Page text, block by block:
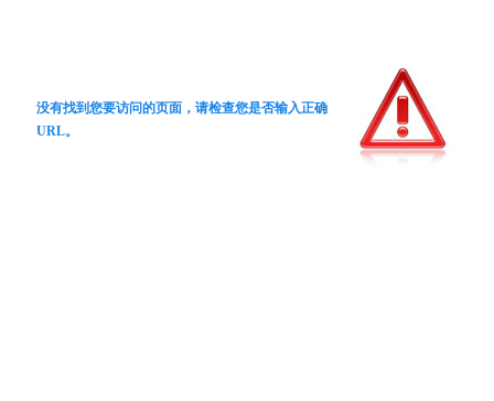
没有找到您要访问的页面，请检查您是否输入正确
URL。